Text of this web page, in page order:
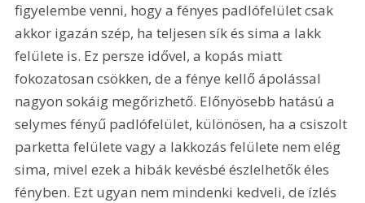
figyelembe venni, hogy a fényes padlófelület csak
akkor igazán szép, ha teljesen sík és sima a lakk
felülete is. Ez persze idővel, a kopás miatt
fokozatosan csökken, de a fénye kellő ápolással
nagyon sokáig megőrizhető. Előnyösebb hatású a
selymes fényű padlófelület, különösen, ha a csiszolt
parketta felülete vagy a lakkozás felülete nem elég
sima, mivel ezek a hibák kevésbé észlelhetők éles
fényben. Ezt ugyan nem mindenki kedveli, de ízlés